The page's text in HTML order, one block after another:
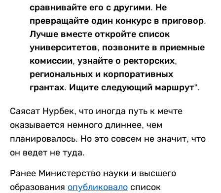
сравнивайте его с другими. Не
превращайте один конкурс в приговор.
Лучше вместе откройте список
университетов, позвоните в приемные
комиссии, узнайте о ректорских,
региональных и корпоративных
грантах. Ищите следующий маршрут".
Саясат Нурбек, что иногда путь к мечте
оказывается немного длиннее, чем
планировалось. Но это совсем не значит, что
он ведет не туда.
Ранее Министерство науки и высшего
образования опубликовало список